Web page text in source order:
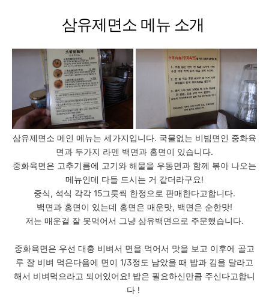
삼유제면소 메뉴 소개
삼유제면소 메인 메뉴는 세가지입니다. 국물없는 비빔면인 중화육
면과 두가지 라멘 백면과 홍면이 있습니다.
중화육면은 고추기름에 고기와 해물을 우동면과 함께 볶아 나오는
메뉴인데 다들 드시는 거 같더라구요!
중식, 석식 각각 15그릇씩 한정으로 판매한다고합니다.
백면과 홍면이 있는데 홍면은 매운맛, 백면은 순한맛!
저는 매운걸 잘 못먹어서 그냥 삼유백면으로 주문했습니다.
중화육면은 우선 대충 비벼서 면을 먹어서 맛을 보고 이후에 골고
루 잘 비벼 먹은다음에 면이 1/3정도 남았을 때 밥과 김을 달라고
해서 비벼먹으라고 되어있어요! 밥은 필요하신만큼 주신다고합니
다 !